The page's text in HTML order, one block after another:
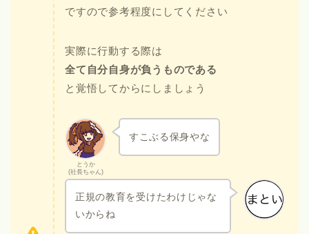
ですので参考程度にしてください
実際に行動する際は
全て自分自身が負うものである
と覚悟してからにしましょう
とうか
(社長ちゃん)
すこぶる保身やな
正規の教育を受けたわけじゃな
いからね